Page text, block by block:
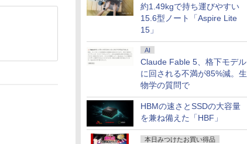
約1.49kgで持ち運びやすい
15.6型ノート「Aspire Lite
15」
AI
Claude Fable 5、格下モデル
に回される不満が85%減。生
物学の質問で
HBMの速さとSSDの大容量
を兼ね備えた「HBF」
本日みつけたお買い得品